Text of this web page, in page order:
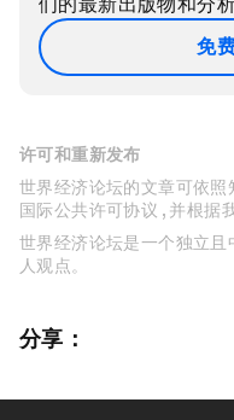
免
许可和重新发布
世界经济论坛的文章可依
国际公共许可协议 , 并根据
世界经济论坛是一个独立
人观点。
分享：